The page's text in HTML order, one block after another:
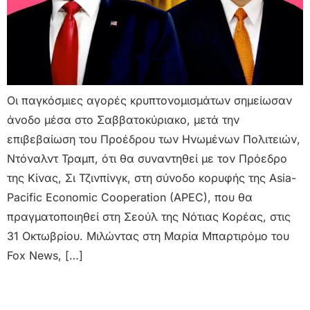
Οι παγκόσμιες αγορές κρυπτονομισμάτων σημείωσαν
άνοδο μέσα στο Σαββατοκύριακο, μετά την
επιβεβαίωση του Προέδρου των Ηνωμένων Πολιτειών,
Ντόναλντ Τραμπ, ότι θα συναντηθεί με τον Πρόεδρο
της Κίνας, Σι Τζινπίνγκ, στη σύνοδο κορυφής της Asia-
Pacific Economic Cooperation (APEC), που θα
πραγματοποιηθεί στη Σεούλ της Νότιας Κορέας, στις
31 Οκτωβρίου. Μιλώντας στη Μαρία Μπαρτιρόμο του
Fox News, […]